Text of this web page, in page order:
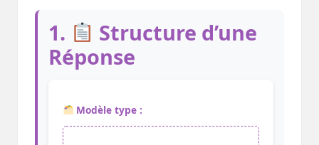
1.
Structure d’une
Réponse
Modèle type :